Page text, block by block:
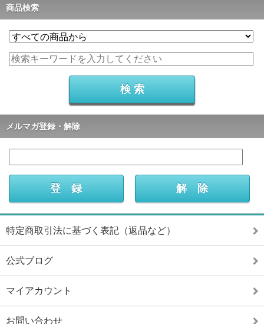
商品検索
メルマガ登録・解除
特定商取引法に基づく表記（返品など）
公式ブログ
マイアカウント
お問い合わせ